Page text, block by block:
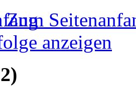
Zum
anzeigen